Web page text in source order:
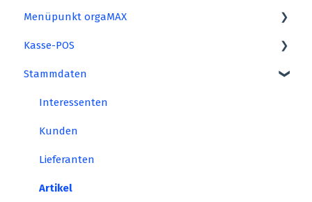
Arbeiten in der Cloud
weitere Hilfen
Installation
Versionshistorie
Update
Systemeinstellungen
Menüpunkt orgaMAX
Benutzer wechseln
Archivierung
Mandant
Datenbank reorganisieren
Indexierung
Daten-Import
Kasse-POS
Fiskaltrust
Stammdaten
Interessenten
Kunden
Lieferanten
Artikel